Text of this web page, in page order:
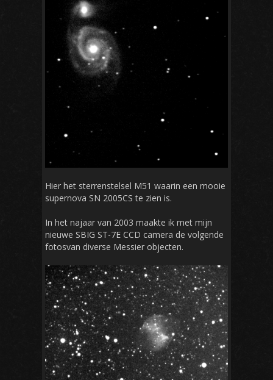
Hier het sterrenstelsel M51 waarin een mooie
supernova SN 2005CS te zien is.
In het najaar van 2003 maakte ik met mijn
nieuwe SBIG ST-7E CCD camera de volgende
fotosvan diverse Messier objecten.